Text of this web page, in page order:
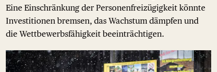
Eine Einschränkung der Personenfreizügigkeit könnte
Investitionen bremsen, das Wachstum dämpfen und
die Wettbewerbsfähigkeit beeinträchtigen.